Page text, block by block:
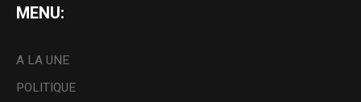
MENU:
A LA UNE
POLITIQUE